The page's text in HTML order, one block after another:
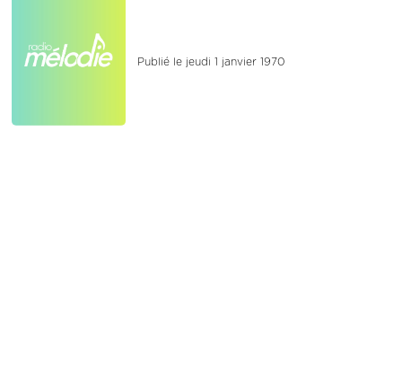
Publié le jeudi 1 janvier 1970